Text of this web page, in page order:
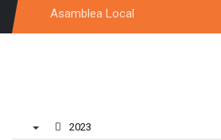
Asamblea Local
2023